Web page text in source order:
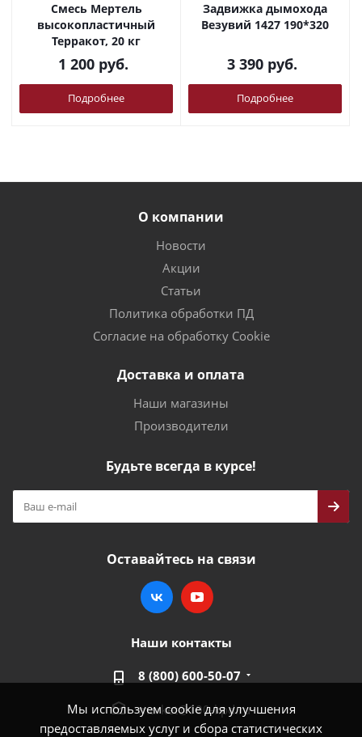
Мы используем cookie для улучшения
предоставляемых услуг и сбора статистических
Смесь Мертель
высокопластичный
Терракот, 20 кг
1 200 руб.
Подробнее
Задвижка дымохода
Везувий 1427 190*320
3 390 руб.
Подробнее
О компании
Новости
Акции
Статьи
Политика обработки ПД
Согласие на обработку Cookie
Доставка и оплата
Наши магазины
Производители
Будьте всегда в курсе!
Оставайтесь на связи
Наши контакты
8 (800) 600-50-07
market@100-kpd.ru